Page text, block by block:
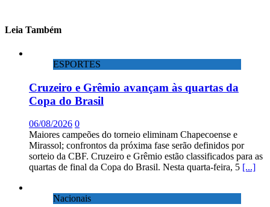
Leia Também
ESPORTES
Cruzeiro e Grêmio avançam às quartas da
Copa do Brasil
06/08/2026 0
Maiores campeões do torneio eliminam Chapecoense e
Mirassol; confrontos da próxima fase serão definidos por
sorteio da CBF. Cruzeiro e Grêmio estão classificados para as
quartas de final da Copa do Brasil. Nesta quarta-feira, 5 [...]
Nacionais